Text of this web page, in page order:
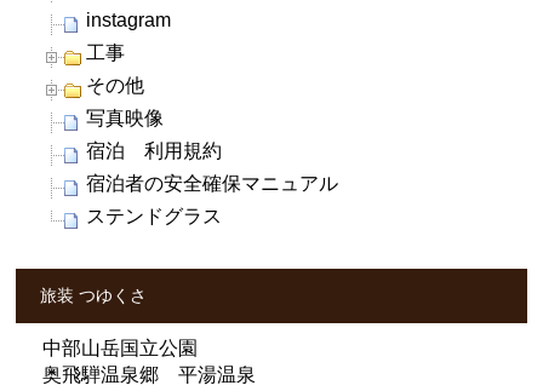
instagram
工事
その他
写真映像
宿泊 利用規約
宿泊者の安全確保マニュアル
ステンドグラス
旅装 つゆくさ
中部山岳国立公園
奥飛騨温泉郷 平湯温泉